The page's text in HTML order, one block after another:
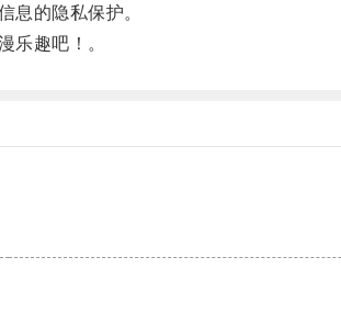
的隐私保护。
趣吧！。